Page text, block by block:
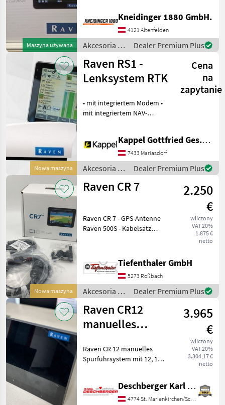
Raven
Trimble
FJDynamics
John Deere
CHC NAV
Steyr
wszystkie
11
MARKETPLACE
Marketplace
Oferty
Ogłoszenia
Maszyna używana
Kneidinger 1880 GmbH.
4121 Altenfelden
Akcesoria do
ciągników /
Raven
Dealer Premium Plus
Nowa maszyna
Raven RS1 -
Lenksystem RTK
Cena
na
zapytanie
• mit integriertem Modem •
mit integriertem NAV-
Monitor • SIM-Karte • RTK-
ciągników System
Kappel Gottfried Ges.m.b.H.
7433 Mariasdorf
Akcesoria do
ciągników /
Raven
Dealer Premium Plus
Nowa maszyna
Raven CR 7
2.250
€
wliczony
VAT 20%
1.875 €
netto
Raven CR 7 - GPS-Antenne
Raven 500S - Kabelsatz
Antennenmontageplatte -
Kratzfestes Vollglasdisplay -
Verkabelung und
Tiefenthaler GmbH
5273 Roßbach
Akcesoria do
ciągników /
Raven
Dealer Premium Plus
Raven CR12
manuelles
3.965
€
wliczony
VAT 20%
3.304,17 €
netto
Raven CR 12 manuelles
Spurführsystem mit 12, 1
für manuelle Lenkung mit
integriertem Lichtbalken -
Deschberger Karl Landtechnik GesmbH & Co KG
4774 St. Marienkirchen/Schärding